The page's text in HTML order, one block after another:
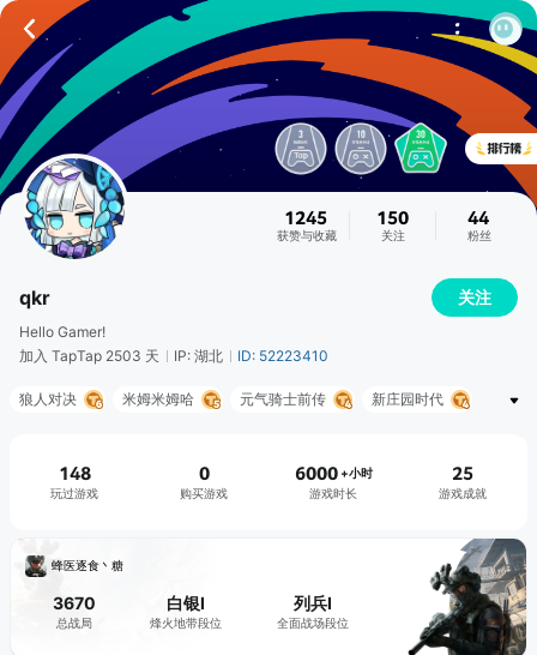
1245
获赞与收藏
150
关注
44
粉丝
qkr 关注
Hello Gamer!
加入 TapTap 2503 天
IP: 湖北 ID: 52223410
狼人对决 米姆米姆哈 元气骑士前传
新庄园时代
汉克旅店
总之就是肉鸽抓宠自走棋
148
玩过游戏
0
购买游戏
6000 +小时
游戏时长
25
游戏成就
蜂医逐食丶糖
3670
总战局
白银I
烽火地带段位
列兵I
全面战场段位